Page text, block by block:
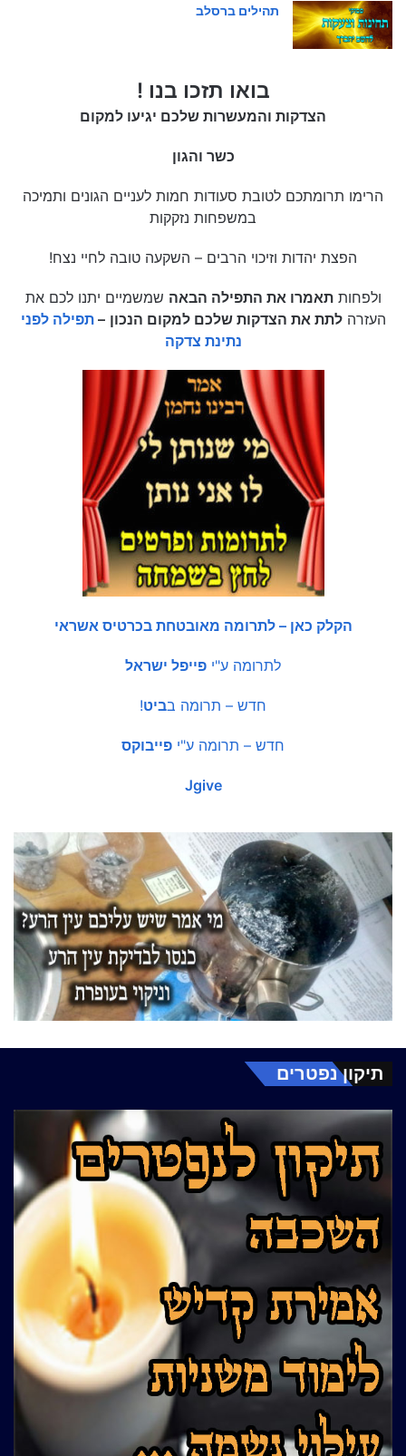
תהילים ברסלב
בואו תזכו בנו !
הצדקות והמעשרות שלכם יגיעו למקום
כשר והגון
הרימו תרומתכם לטובת סעודות חמות לעניים הגונים ותמיכה
במשפחות נזקקות
הפצת יהדות וזיכוי הרבים – השקעה טובה לחיי נצח!
ולפחותתאמרו את התפילה הבאה שמשמיים יתנו לכם את
העזרהלתת את הצדקות שלכם למקום הנכון –תפילה לפני
נתינת צדקה
הקלק כאן – לתרומה מאובטחת בכרטיס אשראי
לתרומה ע"י פייפל ישראל
חדש – תרומה בביט!
חדש – תרומה ע"י פייבוקס
Jgive
תיקון נפטרים